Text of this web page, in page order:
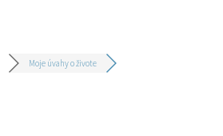
Moje úvahy o živote